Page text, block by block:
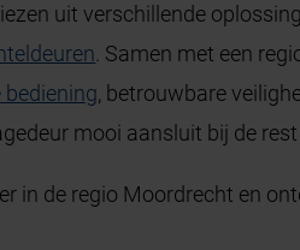
uit verschillende
. Samen met een
bediening, betrouwbare
mooi aansluit bij de
in de regio Moordrecht en